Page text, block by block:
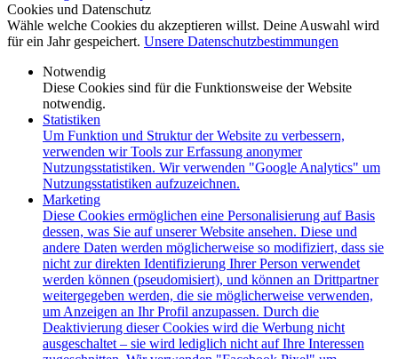
Cookies und Datenschutz
Wähle welche Cookies du akzeptieren willst. Deine Auswahl wird
für ein Jahr gespeichert. Unsere Datenschutzbestimmungen
Notwendig
Diese Cookies sind für die Funktionsweise der Website
notwendig.
Statistiken
Um Funktion und Struktur der Website zu verbessern,
verwenden wir Tools zur Erfassung anonymer
Nutzungsstatistiken. Wir verwenden "Google Analytics" um
Nutzungsstatistiken aufzuzeichnen.
Marketing
Diese Cookies ermöglichen eine Personalisierung auf Basis
dessen, was Sie auf unserer Website ansehen. Diese und
andere Daten werden möglicherweise so modifiziert, dass sie
nicht zur direkten Identifizierung Ihrer Person verwendet
werden können (pseudomisiert), und können an Drittpartner
weitergegeben werden, die sie möglicherweise verwenden,
um Anzeigen an Ihr Profil anzupassen. Durch die
Deaktivierung dieser Cookies wird die Werbung nicht
ausgeschaltet – sie wird lediglich nicht auf Ihre Interessen